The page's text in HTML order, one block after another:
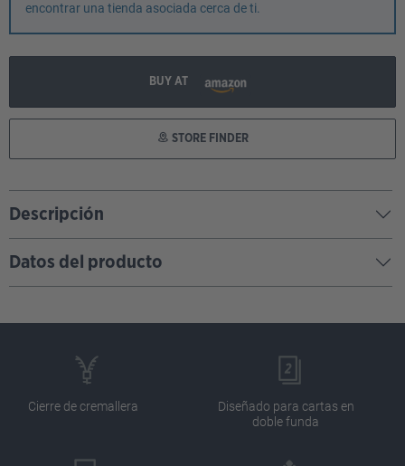
encontrar una tienda asociada cerca de ti.
BUY AT
STORE FINDER
Descripción
Datos del producto
Cierre de cremallera
Diseñado para cartas en
doble funda